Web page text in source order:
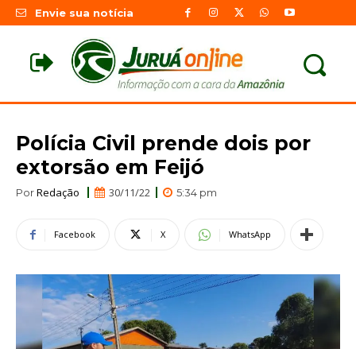
Envie sua notícia
Polícia Civil prende dois por
extorsão em Feijó
PorRedação 30/11/22 5:34 pm
Facebook X WhatsApp